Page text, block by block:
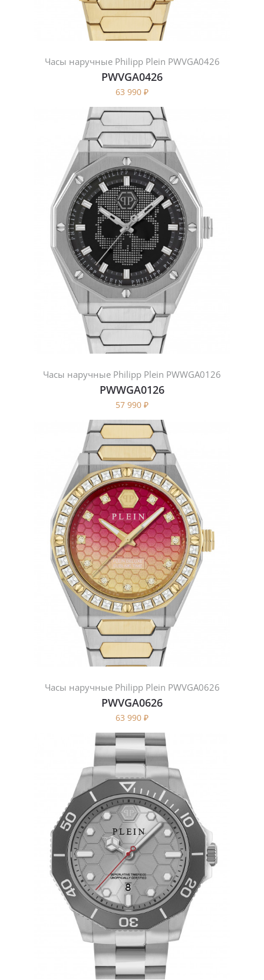
Часы наручные Philipp Plein PWVGA0426
PWVGA0426
63 990 ₽
Часы наручные Philipp Plein PWWGA0126
PWWGA0126
57 990 ₽
Часы наручные Philipp Plein PWVGA0626
PWVGA0626
63 990 ₽